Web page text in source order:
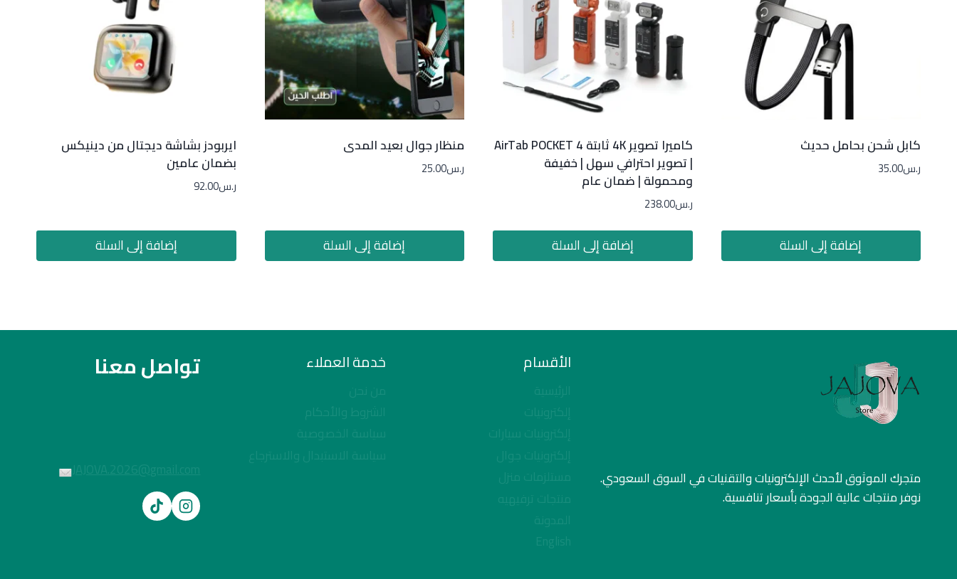
كابل شحن بحامل حديث
ر.س35.00
إضافة إلى السلة
كاميرا تصوير 4K ثابتة AirTab POCKET 4
| تصوير احترافي سهل | خفيفة
ومحمولة | ضمان عام
ر.س238.00
إضافة إلى السلة
منظار جوال بعيد المدى
ر.س25.00
إضافة إلى السلة
ايربودز بشاشة ديجتال من دينيكس
بضمان عامين
ر.س92.00
إضافة إلى السلة
متجرك الموثوق لأحدث الإلكترونيات والتقنيات في السوق السعودي.
نوفر منتجات عالية الجودة بأسعار تنافسية.
الأقسام
الرئيسية
إلكترونيات
إلكترونيات سيارات
إلكترونيات جوال
مستلزمات منزل
منتجات ترفيهيه
المدونة
English
خدمة العملاء
من نحن
الشروط والأحكام
سياسة الخصوصية
سياسة الاستبدال والاسترجاع
تواصل معنا
JAJOVA.2026@gmail.com